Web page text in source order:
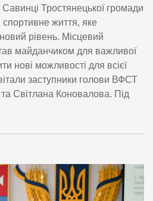
Савинці Тростянецької громади
життя, яке
рівень. Місцевий
майданчиком для важливої
нові можливості для всієї
заступники голови ВФСТ
Світлана Коновалова. Під